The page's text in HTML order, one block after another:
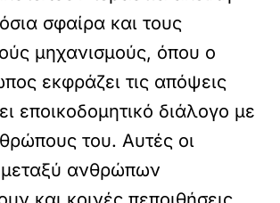
σφαίρα και τους
μηχανισμούς, όπου ο
εκφράζει τις απόψεις
εποικοδομητικό διάλογο με
του. Αυτές οι
μεταξύ ανθρώπων